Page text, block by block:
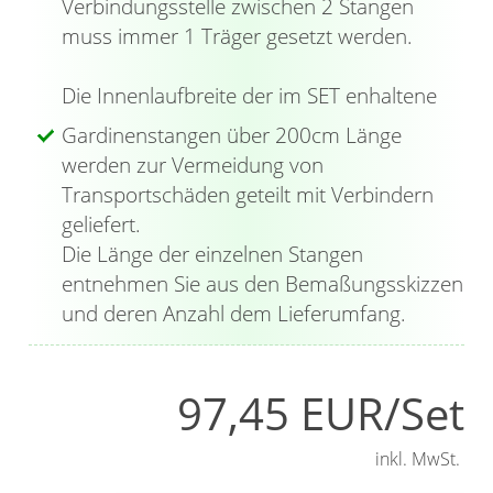
Position setzen. Fädeln Sie auf die klassische
Gardinenstange die Gardinenringe mit
Gleiteinlage und Haken auf; anschließend wird
Gardinenband oder Kräuselband an den
Faltenhaken befestigt. Die integrierte
Gleiteinlage erleichtert die Bedienung und
sorgt zudem für ein nahezu geräuschloses
Verschieben der Ringe auf der Stange. Hier
haben die Endstücke die Form einer Kugel und
sind außerdem mit rundherum laufenden
Einkerbungen versehen. Mit dem beiliegenden
Gegensatz dazu werden die Kappen einfach
auf die hintere Gardinenstange aufgesteckt.
Die robusten Doppel-Kombiträger besitzen als
muss immer 1 Träger gesetzt werden.
Die Innenlaufbreite der im SET enhaltene
Gardinenstangen über 200cm Länge
werden zur Vermeidung von
Transportschäden geteilt mit Verbindern
geliefert.
Die Länge der einzelnen Stangen
entnehmen Sie aus den Bemaßungsskizzen
und deren Anzahl dem Lieferumfang.
97,45 EUR/Set
inkl. MwSt.